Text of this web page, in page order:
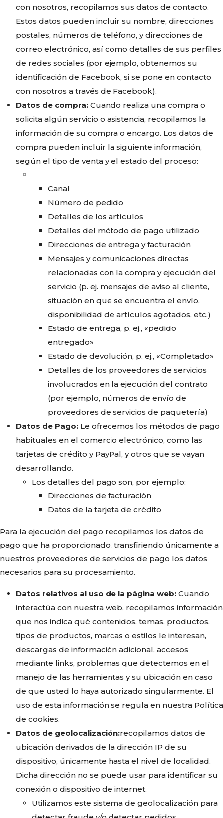
con nosotros, recopilamos sus datos de contacto.
Estos datos pueden incluir su nombre, direcciones
postales, números de teléfono, y direcciones de
correo electrónico, así como detalles de sus perfiles
de redes sociales (por ejemplo, obtenemos su
identificación de Facebook, si se pone en contacto
con nosotros a través de Facebook).
Datos de compra: Cuando realiza una compra o
solicita algún servicio o asistencia, recopilamos la
información de su compra o encargo. Los datos de
compra pueden incluir la siguiente información,
según el tipo de venta y el estado del proceso:
Canal
Número de pedido
Detalles de los artículos
Detalles del método de pago utilizado
Direcciones de entrega y facturación
Mensajes y comunicaciones directas
relacionadas con la compra y ejecución del
servicio (p. ej. mensajes de aviso al cliente,
situación en que se encuentra el envío,
disponibilidad de artículos agotados, etc.)
Estado de entrega, p. ej., «pedido
entregado»
Estado de devolución, p. ej., «Completado»
Detalles de los proveedores de servicios
involucrados en la ejecución del contrato
(por ejemplo, números de envío de
proveedores de servicios de paquetería)
Datos de Pago: Le ofrecemos los métodos de pago
habituales en el comercio electrónico, como las
tarjetas de crédito y PayPal, y otros que se vayan
desarrollando.
Los detalles del pago son, por ejemplo:
Direcciones de facturación
Datos de la tarjeta de crédito
Para la ejecución del pago recopilamos los datos de
pago que ha proporcionado, transfiriendo únicamente a
nuestros proveedores de servicios de pago los datos
necesarios para su procesamiento.
Datos relativos al uso de la página web: Cuando
interactúa con nuestra web, recopilamos información
que nos indica qué contenidos, temas, productos,
tipos de productos, marcas o estilos le interesan,
descargas de información adicional, accesos
mediante links, problemas que detectemos en el
manejo de las herramientas y su ubicación en caso
de que usted lo haya autorizado singularmente. El
uso de esta información se regula en nuestra Política
de cookies.
Datos de geolocalización:recopilamos datos de
ubicación derivados de la dirección IP de su
dispositivo, únicamente hasta el nivel de localidad.
Dicha dirección no se puede usar para identificar su
conexión o dispositivo de internet.
Utilizamos este sistema de geolocalización para